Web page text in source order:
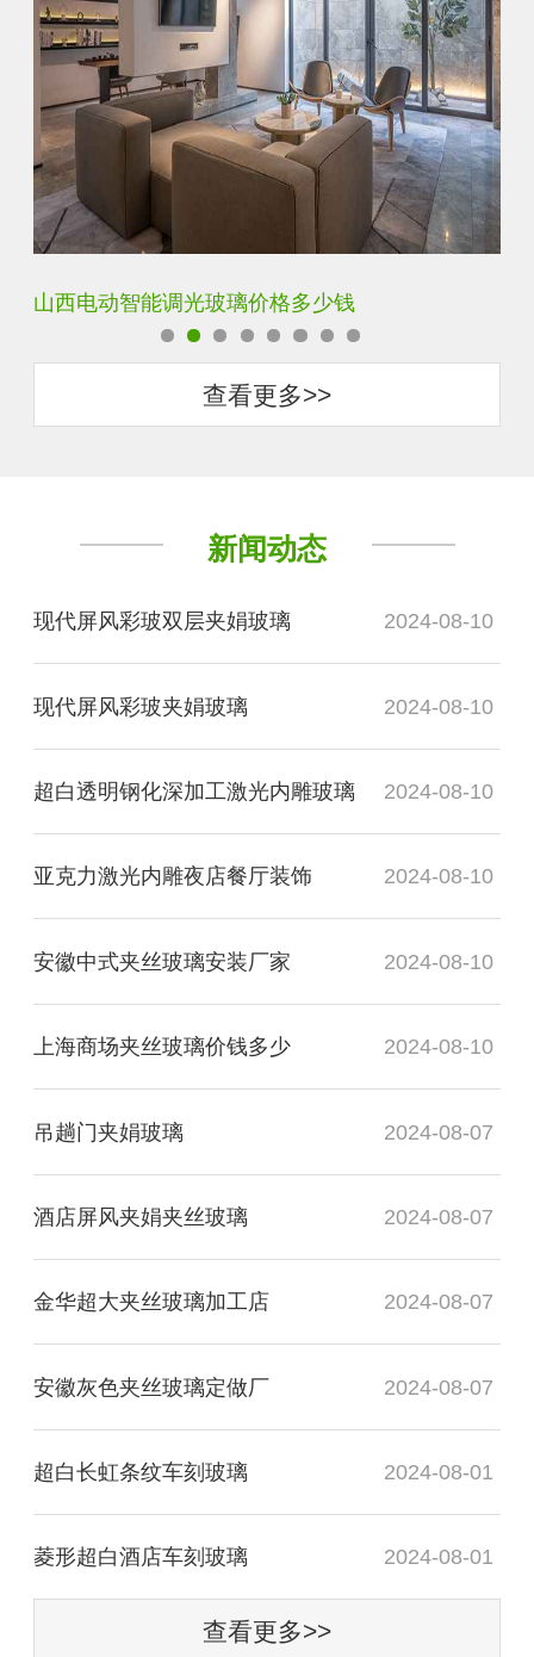
智能调光玻璃用多厚的玻璃好
查看更多>>
新闻动态
现代屏风彩玻双层夹娟玻璃 2024-08-10
现代屏风彩玻夹娟玻璃 2024-08-10
超白透明钢化深加工激光内雕玻璃 2024-08-10
亚克力激光内雕夜店餐厅装饰 2024-08-10
安徽中式夹丝玻璃安装厂家 2024-08-10
上海商场夹丝玻璃价钱多少 2024-08-10
吊趟门夹娟玻璃 2024-08-07
酒店屏风夹娟夹丝玻璃 2024-08-07
金华超大夹丝玻璃加工店 2024-08-07
安徽灰色夹丝玻璃定做厂 2024-08-07
超白长虹条纹车刻玻璃 2024-08-01
菱形超白酒店车刻玻璃 2024-08-01
查看更多>>